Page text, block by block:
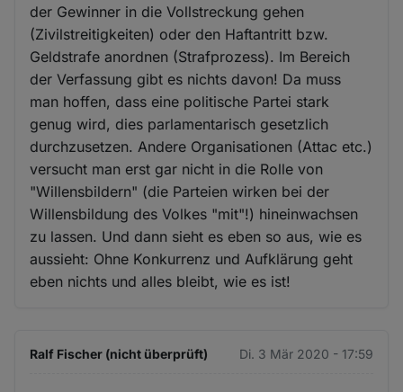
der Gewinner in die Vollstreckung gehen
(Zivilstreitigkeiten) oder den Haftantritt bzw.
Geldstrafe anordnen (Strafprozess). Im Bereich
der Verfassung gibt es nichts davon! Da muss
man hoffen, dass eine politische Partei stark
genug wird, dies parlamentarisch gesetzlich
durchzusetzen. Andere Organisationen (Attac etc.)
versucht man erst gar nicht in die Rolle von
"Willensbildern" (die Parteien wirken bei der
Willensbildung des Volkes "mit"!) hineinwachsen
zu lassen. Und dann sieht es eben so aus, wie es
aussieht: Ohne Konkurrenz und Aufklärung geht
eben nichts und alles bleibt, wie es ist!
Ralf Fischer (nicht überprüft) Di. 3 Mär 2020 - 17:59